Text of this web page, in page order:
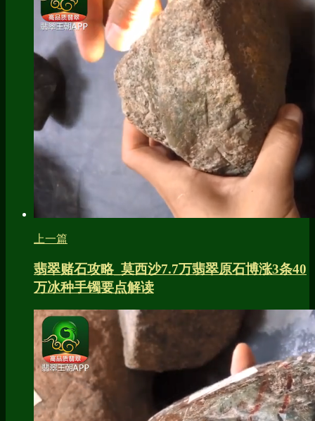
上一篇
翡翠赌石攻略_莫西沙7.7万翡翠原石博涨3条40
万冰种手镯要点解读